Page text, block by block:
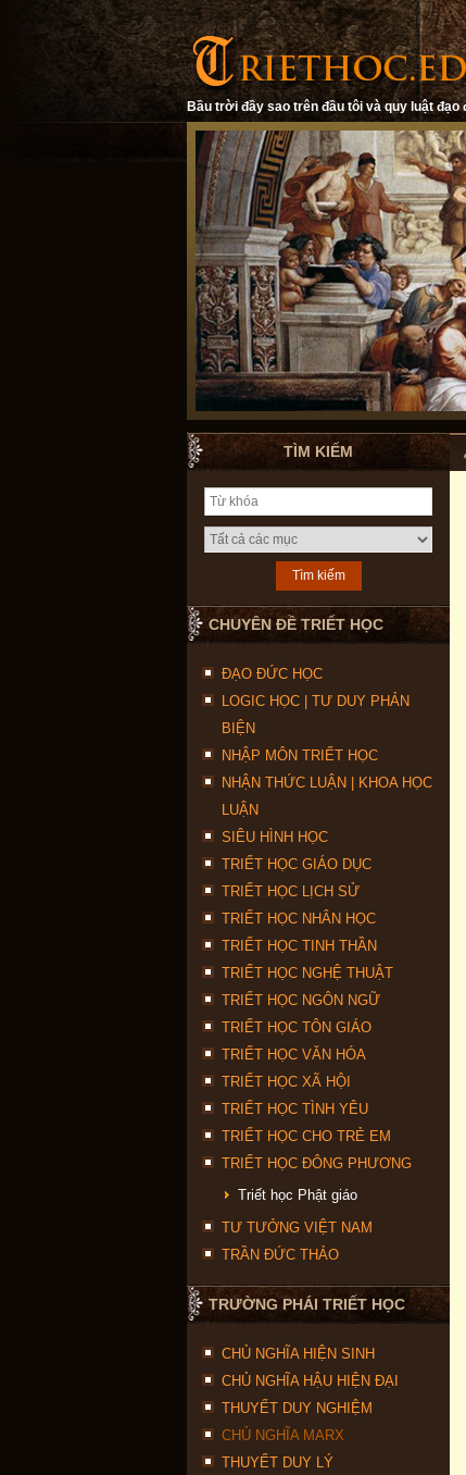
Bầu trời đầy sao trên đầu tôi và quy luật
TÌM KIẾM
CHUYÊN ĐỀ TRIẾT HỌC
ĐẠO ĐỨC HỌC
LOGIC HỌC | TƯ DUY PHẢN
BIỆN
NHẬP MÔN TRIẾT HỌC
NHẬN THỨC LUẬN | KHOA HỌC
LUẬN
SIÊU HÌNH HỌC
TRIẾT HỌC GIÁO DỤC
TRIẾT HỌC LỊCH SỬ
TRIẾT HỌC NHÂN HỌC
TRIẾT HỌC TINH THẦN
TRIẾT HỌC NGHỆ THUẬT
TRIẾT HỌC NGÔN NGỮ
TRIẾT HỌC TÔN GIÁO
TRIẾT HỌC VĂN HÓA
TRIẾT HỌC XÃ HỘI
TRIẾT HỌC TÌNH YÊU
TRIẾT HỌC CHO TRẺ EM
TRIẾT HỌC ĐÔNG PHƯƠNG
Triết học Phật giáo
TƯ TƯỞNG VIỆT NAM
TRẦN ĐỨC THẢO
TRƯỜNG PHÁI TRIẾT HỌC
CHỦ NGHĨA HIỆN SINH
CHỦ NGHĨA HẬU HIỆN ĐẠI
THUYẾT DUY NGHIỆM
CHỦ NGHĨA MARX
THUYẾT DUY LÝ